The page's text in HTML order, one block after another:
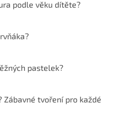
podle věku dítěte?
pastelek?
Zábavné tvoření pro každé